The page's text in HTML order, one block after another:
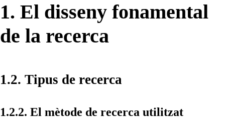
1. El disseny fonamental
de la recerca
1.2. Tipus de recerca
1.2.2. El mètode de recerca utilitzat